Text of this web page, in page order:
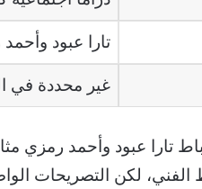
تارا عبود
غير محددة في
تارا عبود وأحمد رمزي
لكن التصريحات